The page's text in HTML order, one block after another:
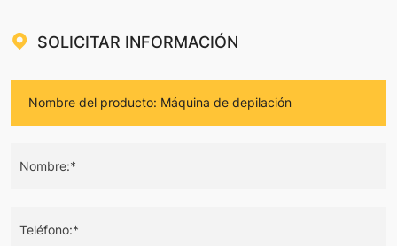
SOLICITAR INFORMACIÓN
Nombre:*
Teléfono:*